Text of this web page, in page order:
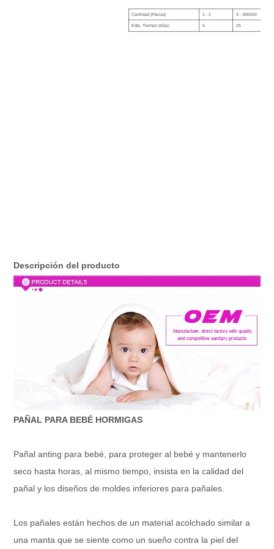
Cantidad (Piezas) 1 - 2 3 - 385000
Este. Tiempo (días) 5 25
Descripción del producto
PAÑAL PARA BEBÉ HORMIGAS
Pañal anting para bebé, para proteger al bebé y mantenerlo
seco hasta horas, al mismo tiempo, insista en la calidad del
pañal y los diseños de moldes inferiores para pañales.
Los pañales están hechos de un material acolchado similar a
una manta que se siente como un sueño contra la piel del